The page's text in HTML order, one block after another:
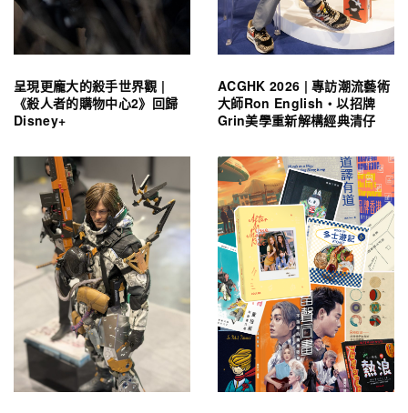
呈現更龐大的殺手世界觀 |
《殺人者的購物中心2》回歸
Disney+
ACGHK 2026 | 專訪潮流藝術
大師Ron English・以招牌
Grin美學重新解構經典清仔